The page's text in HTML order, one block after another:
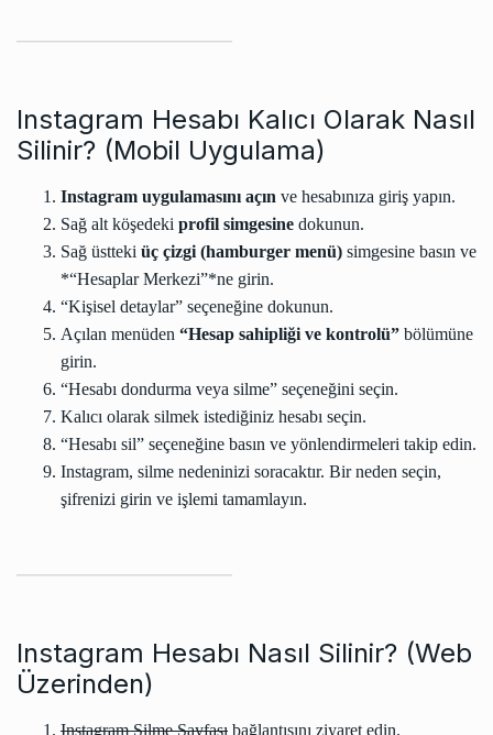
Instagram Hesabı Kalıcı Olarak Nasıl
Silinir? (Mobil Uygulama)
Instagram uygulamasını açın ve hesabınıza giriş yapın.
Sağ alt köşedeki profil simgesine dokunun.
Sağ üstteki üç çizgi (hamburger menü) simgesine basın ve
*“Hesaplar Merkezi”*ne girin.
“Kişisel detaylar” seçeneğine dokunun.
Açılan menüden “Hesap sahipliği ve kontrolü” bölümüne
girin.
“Hesabı dondurma veya silme” seçeneğini seçin.
Kalıcı olarak silmek istediğiniz hesabı seçin.
“Hesabı sil” seçeneğine basın ve yönlendirmeleri takip edin.
Instagram, silme nedeninizi soracaktır. Bir neden seçin,
şifrenizi girin ve işlemi tamamlayın.
Instagram Hesabı Nasıl Silinir? (Web
Üzerinden)
Instagram Silme Sayfası bağlantısını ziyaret edin.